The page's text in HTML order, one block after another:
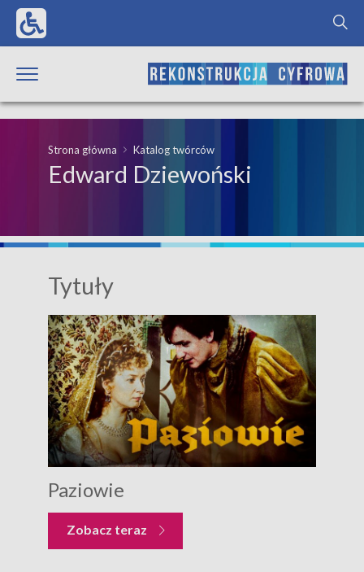
Strona główna Katalog twórców
Edward Dziewoński
Tytuły
Paziowie
Zobacz teraz